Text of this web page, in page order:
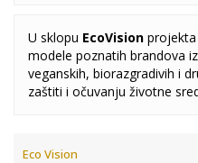
U sklopu EcoVision
modele poznatih brandova
veganskih, biorazgradivih i
zaštiti i očuvanju životne
Eco Vision